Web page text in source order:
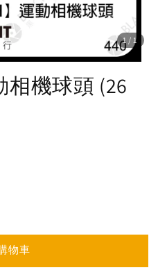
1 /1
相機球頭 (26
物車